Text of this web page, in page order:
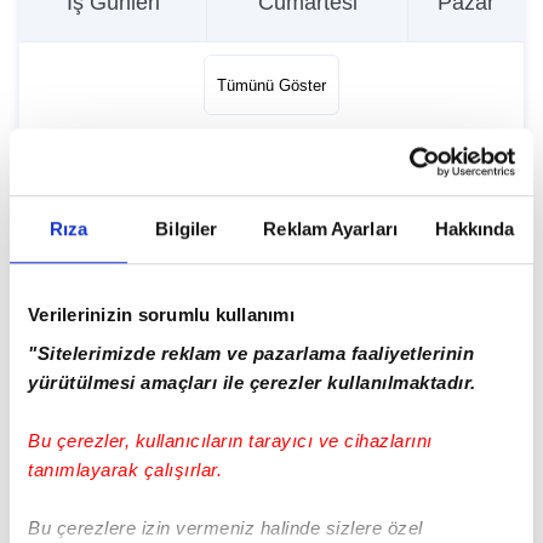
Rıza Bilgiler Reklam Ayarları Hakkında
Verilerinizin sorumlu kullanımı
"Sitelerimizde reklam ve pazarlama faaliyetlerinin
yürütülmesi amaçları ile çerezler kullanılmaktadır.
Bu çerezler, kullanıcıların tarayıcı ve cihazlarını
tanımlayarak çalışırlar.
Bu çerezlere izin vermeniz halinde sizlere özel
16:50
16:55 16:55 17:20
17:40 17:40
18:25 18:25 18:50
19:10
Tümünü Göster
İETT Haberleri